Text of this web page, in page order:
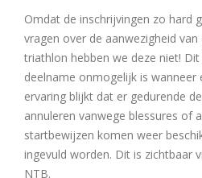
Omdat de inschrijvingen zo hard
vragen over de aanwezigheid
triathlon hebben we deze niet!
deelname onmogelijk is wanneer
ervaring blijkt dat er gedurende
annuleren vanwege blessures of
startbewijzen komen weer
ingevuld worden. Dit is zichtbaar
NTB.